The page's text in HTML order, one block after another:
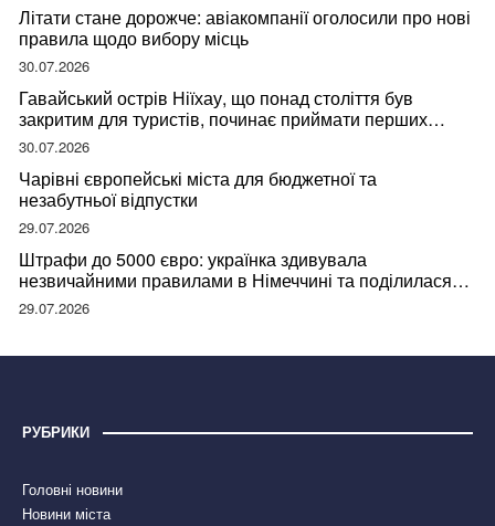
Літати стане дорожче: авіакомпанії оголосили про нові
правила щодо вибору місць
30.07.2026
Гавайський острів Ніїхау, що понад століття був
закритим для туристів, починає приймати перших
відвідувачів
30.07.2026
Чарівні європейські міста для бюджетної та
незабутньої відпустки
29.07.2026
Штрафи до 5000 євро: українка здивувала
незвичайними правилами в Німеччині та поділилася
правдою
29.07.2026
РУБРИКИ
Головні новини
Новини міста